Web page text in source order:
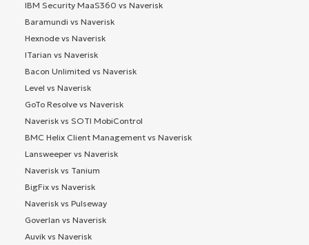
IBM Security MaaS360 vs Naverisk
Baramundi vs Naverisk
Hexnode vs Naverisk
ITarian vs Naverisk
Bacon Unlimited vs Naverisk
Level vs Naverisk
GoTo Resolve vs Naverisk
Naverisk vs SOTI MobiControl
BMC Helix Client Management vs Naverisk
Lansweeper vs Naverisk
Naverisk vs Tanium
BigFix vs Naverisk
Naverisk vs Pulseway
Goverlan vs Naverisk
Auvik vs Naverisk